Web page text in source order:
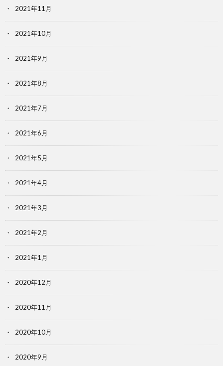
2021年11月
2021年10月
2021年9月
2021年8月
2021年7月
2021年6月
2021年5月
2021年4月
2021年3月
2021年2月
2021年1月
2020年12月
2020年11月
2020年10月
2020年9月